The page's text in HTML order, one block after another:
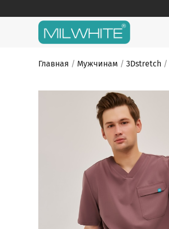
to
MILWHITE
MILWHITE — интернет магазин
Главная / Мужчинам / 3Dstretch /